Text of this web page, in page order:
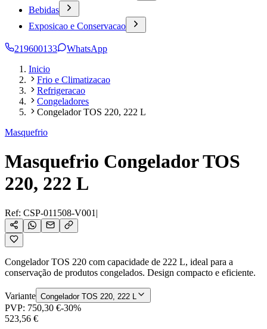
Bebidas
Exposicao e Conservacao
219600133
WhatsApp
Inicio
Frio e Climatizacao
Refrigeracao
Congeladores
Congelador TOS 220, 222 L
Masquefrio
Masquefrio Congelador TOS
220, 222 L
Ref: CSP-011508-V001 |
Congelador TOS 220 com capacidade de 222 L, ideal para a
conservação de produtos congelados. Design compacto e eficiente.
Variante Congelador TOS 220, 222 L
PVP: 750,30 €-30%
523,56 €